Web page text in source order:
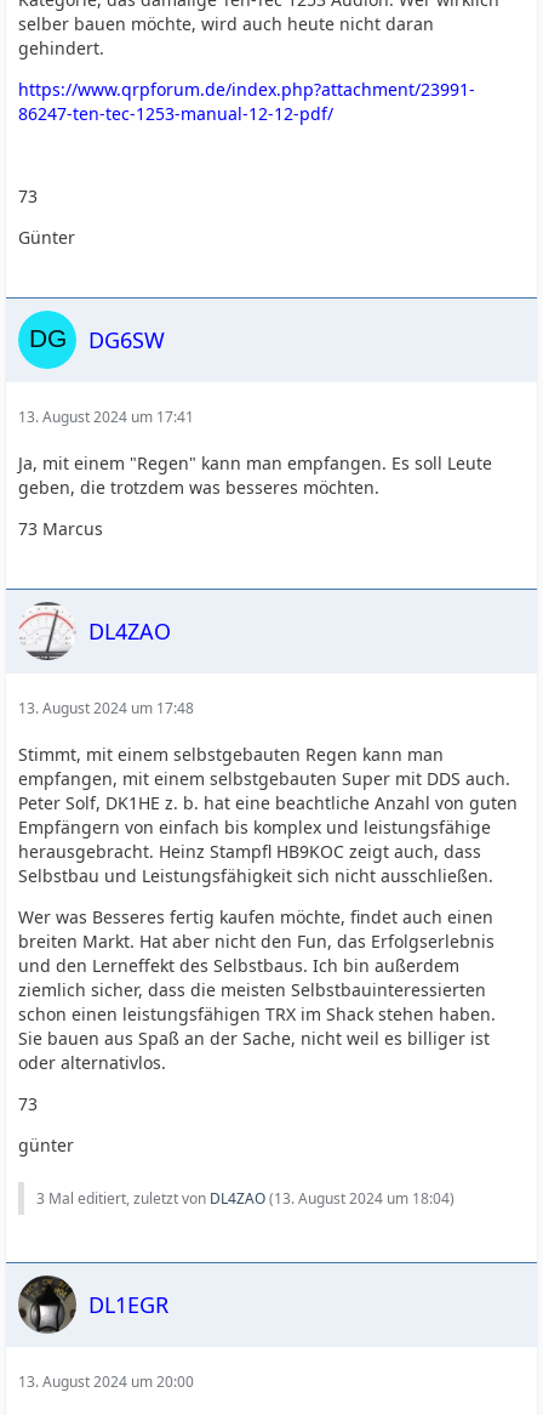
selber bauen möchte, wird auch heute nicht daran
gehindert.
https://www.qrpforum.de/index.php?attachment/23991-
86247-ten-tec-1253-manual-12-12-pdf/
73
Günter
DG6SW
13. August 2024 um 17:41
Ja, mit einem "Regen" kann man empfangen. Es soll Leute
geben, die trotzdem was besseres möchten.
73 Marcus
DL4ZAO
13. August 2024 um 17:48
Stimmt, mit einem selbstgebauten Regen kann man
empfangen, mit einem selbstgebauten Super mit DDS auch.
Peter Solf, DK1HE z. b. hat eine beachtliche Anzahl von guten
Empfängern von einfach bis komplex und leistungsfähige
herausgebracht. Heinz Stampfl HB9KOC zeigt auch, dass
Selbstbau und Leistungsfähigkeit sich nicht ausschließen.
Wer was Besseres fertig kaufen möchte, findet auch einen
breiten Markt. Hat aber nicht den Fun, das Erfolgserlebnis
und den Lerneffekt des Selbstbaus. Ich bin außerdem
ziemlich sicher, dass die meisten Selbstbauinteressierten
schon einen leistungsfähigen TRX im Shack stehen haben.
Sie bauen aus Spaß an der Sache, nicht weil es billiger ist
oder alternativlos.
73
günter
3 Mal editiert, zuletzt von DL4ZAO(13. August 2024 um 18:04)
DL1EGR
13. August 2024 um 20:00